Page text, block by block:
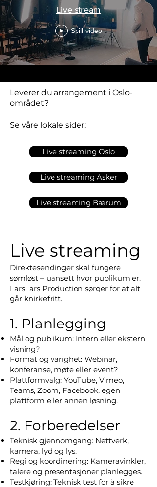
Live stream
Spill video
Leverer du arrangement i Oslo-
området?
Se våre lokale sider:
Live streaming Oslo
Live streaming Asker
Live streaming Bærum
Live streaming
Direktesendinger skal fungere
sømløst – uansett hvor publikum er.
LarsLars Production sørger for at alt
går knirkefritt.
1. Planlegging
Mål og publikum: Intern eller ekstern
visning?
Format og varighet: Webinar,
konferanse, møte eller event?
Plattformvalg: YouTube, Vimeo,
Teams, Zoom, Facebook, egen
plattform eller annen løsning.
2. Forberedelser
Teknisk gjennomgang: Nettverk,
kamera, lyd og lys.
Regi og koordinering: Kameravinkler,
talere og presentasjoner planlegges.
Testkjøring: Teknisk test for å sikre